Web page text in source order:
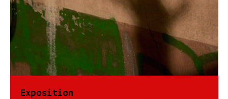
Exposition